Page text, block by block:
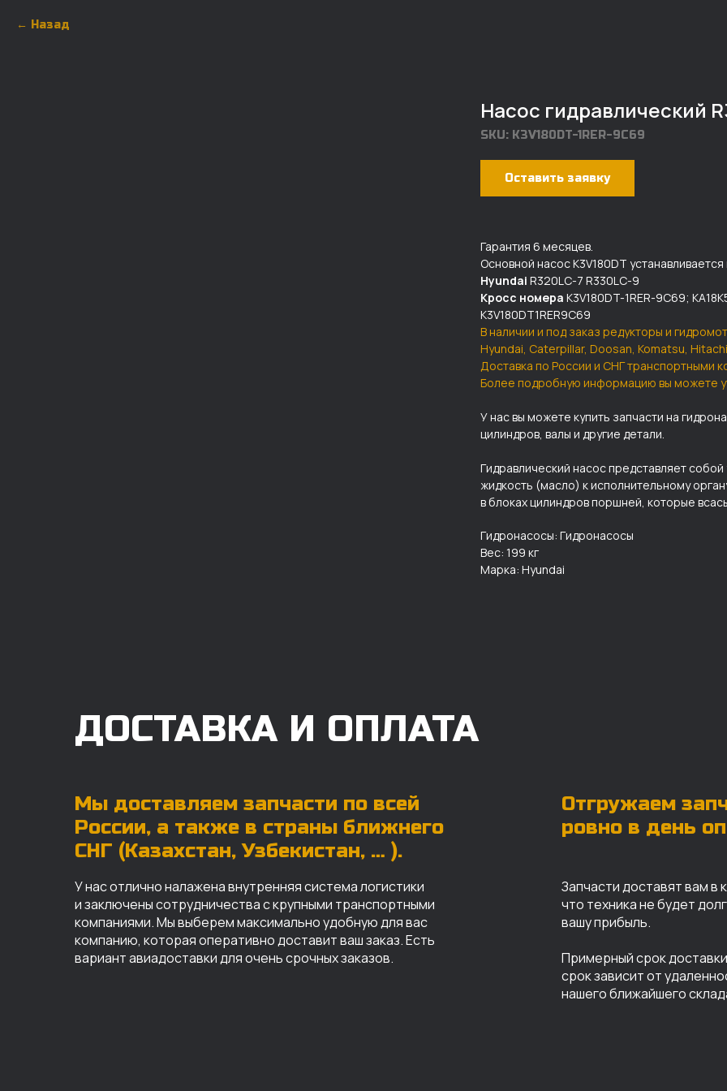
Назад
Насос гидравлический
SKU: K3V180DT-1RER-9C69
Оставить заявку
Гарантия 6 месяцев.
Основной насос K3V180DT
Hyundai R320LC-7 R330LC-9
Кросс номера K3V180DT-1RER-9C69;
K3V180DT1RER9C69
В наличии и под заказ редукторы и
Hyundai, Caterpillar, Doosan, Komatsu,
Доставка по России и СНГ транспортными
Более подробную информацию вы можете
У нас вы можете купить запчасти на
цилиндров, валы и другие детали.
Гидравлический насос представляет
жидкость (масло) к исполнительному
в блоках цилиндров поршней, которые
Гидронасосы: Гидронасосы
Вес: 199 кг
Марка: Hyundai
ДОСТАВКА И ОПЛАТА
Мы доставляем запчасти по всей
России, а также в страны ближнего
СНГ (Казахстан, Узбекистан, … ).
Отгружаем
ровно в день
У нас отлично налажена внутренняя система логистики
и заключены сотрудничества с крупными транспортными
компаниями. Мы выберем максимально удобную для вас
компанию, которая оперативно доставит ваш заказ. Есть
вариант авиадоставки для очень срочных заказов.
Запчасти доставят вам в
что техника не будет
вашу прибыль.
Примерный срок
срок зависит от
нашего ближайшего